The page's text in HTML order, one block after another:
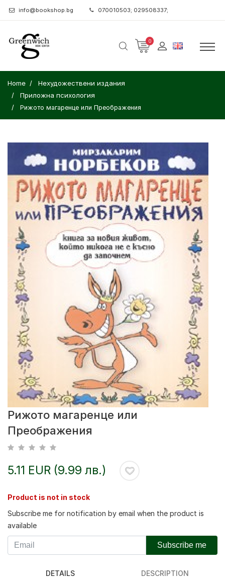
info@bookshop.bg 070010503; 029508337;
0
Home
Нехудожествени издания
Приложна психология
Рижото магаренце или Преображения
Рижото магаренце или
Преображения
5.11 EUR (9.99 лв.)
Product is not in stock
Subscribe me for notification by email when the product is
available
Subscribe me
DETAILS DESCRIPTION